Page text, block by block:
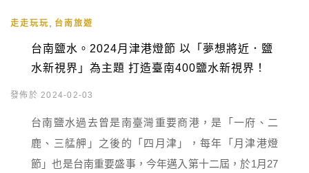
走走玩玩 台南旅遊
台南鹽水。2024月津港燈節 以「夢想將近．鹽
水新視界」為主題 打造臺南400鹽水新視界！
發佈於 2024-02-03
台南鹽水過去曾是南臺灣重要商港，是「一府、二
鹿、三艋舺」之後的「四月津」，每年「月津港燈
節」也是台南重要盛事，今年邁入第十二屆，於1月27